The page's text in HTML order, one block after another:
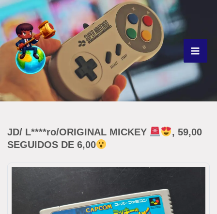
Ir
para
o
conteúdo
JD/ L****ro/ORIGINAL MICKEY
, 59,00
SEGUIDOS DE 6,00